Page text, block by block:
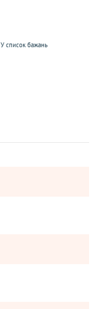
У список бажань